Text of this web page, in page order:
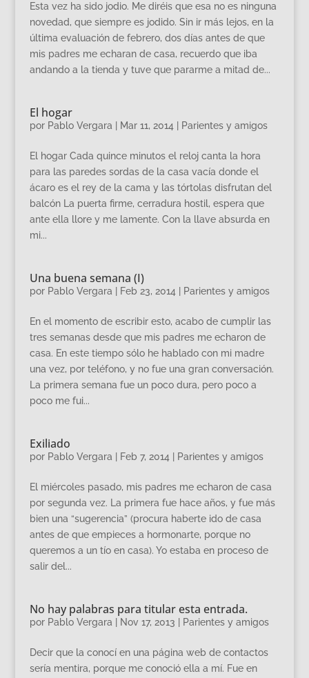
Esta vez ha sido jodio. Me diréis que esa no es ninguna
novedad, que siempre es jodido. Sin ir más lejos, en la
última evaluación de febrero, dos días antes de que
mis padres me echaran de casa, recuerdo que iba
andando a la tienda y tuve que pararme a mitad de...
El hogar
por Pablo Vergara Mar 11, 2014 Parientes y amigos
El hogar Cada quince minutos el reloj canta la hora
para las paredes sordas de la casa vacía donde el
ácaro es el rey de la cama y las tórtolas disfrutan del
balcón La puerta firme, cerradura hostil, espera que
ante ella llore y me lamente. Con la llave absurda en
mi...
Una buena semana (I)
por Pablo Vergara Feb 23, 2014 Parientes y amigos
En el momento de escribir esto, acabo de cumplir las
tres semanas desde que mis padres me echaron de
casa. En este tiempo sólo he hablado con mi madre
una vez, por teléfono, y no fue una gran conversación.
La primera semana fue un poco dura, pero poco a
poco me fui...
Exiliado
por Pablo Vergara Feb 7, 2014 Parientes y amigos
El miércoles pasado, mis padres me echaron de casa
por segunda vez. La primera fue hace años, y fue más
bien una “sugerencia” (procura haberte ido de casa
antes de que empieces a hormonarte, porque no
queremos a un tío en casa). Yo estaba en proceso de
salir del...
No hay palabras para titular esta entrada.
por Pablo Vergara Nov 17, 2013 Parientes y amigos
Decir que la conocí en una página web de contactos
sería mentira, porque me conoció ella a mí. Fue en